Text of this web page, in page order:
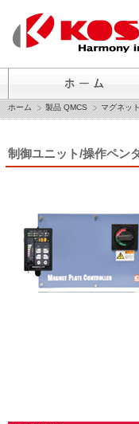
ホーム 製品 QMCS マグネッ
制御ユニット/操作ペン